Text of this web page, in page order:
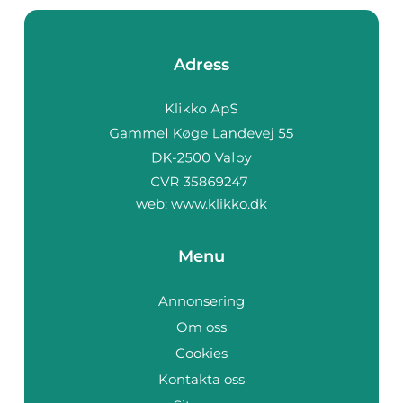
Adress
web: www.klikko.dk
Menu
Annonsering
Om oss
Cookies
Kontakta oss